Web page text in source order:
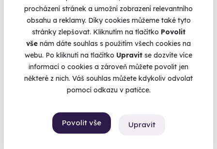
procházení stránek a umožní zobrazení relevantního
obsahu a reklamy. Díky cookies můžeme také tyto
stránky zlepšovat. Kliknutím na tlačítko Povolit
vše nám dáte souhlas s použitím všech cookies na
webu. Po kliknutí na tlačítko Upravit se dozvíte více
informací o cookies a zároveň můžete povolit jen
některé z nich. Váš souhlas můžete kdykoliv odvolat
pomocí odkazu v patičce.
Povolit vše Upravit
AKCE